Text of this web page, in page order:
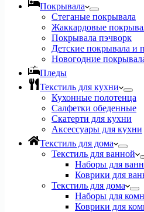
Покрывала
Стеганые покрывала
Жаккардовые
Покрывала пэчворк
Детские покрывала и
Новогодние
Пледы
Текстиль для кухни
Кухонные полотенца
Салфетки обеденные
Скатерти для кухни
Аксессуары для кухни
Текстиль для дома
Текстиль для ванной
Наборы для
Коврики для
Текстиль для дома
Наборы для
Коврики для